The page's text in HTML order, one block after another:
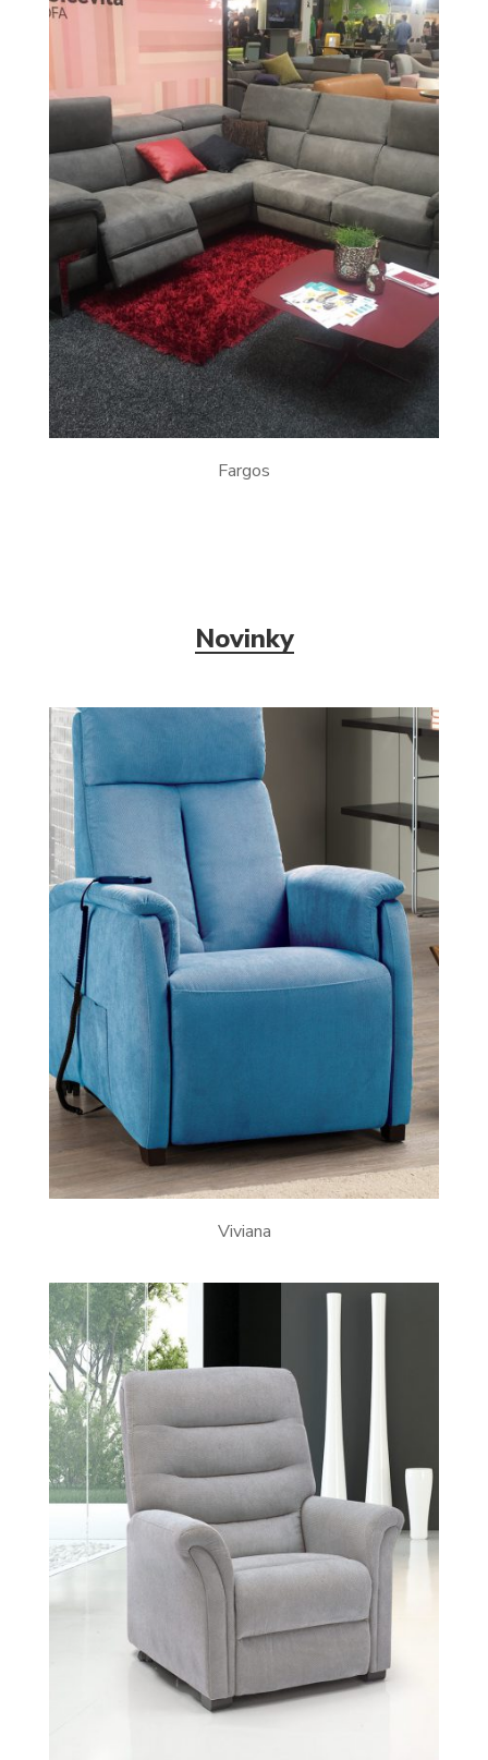
Fargos
Novinky
Viviana